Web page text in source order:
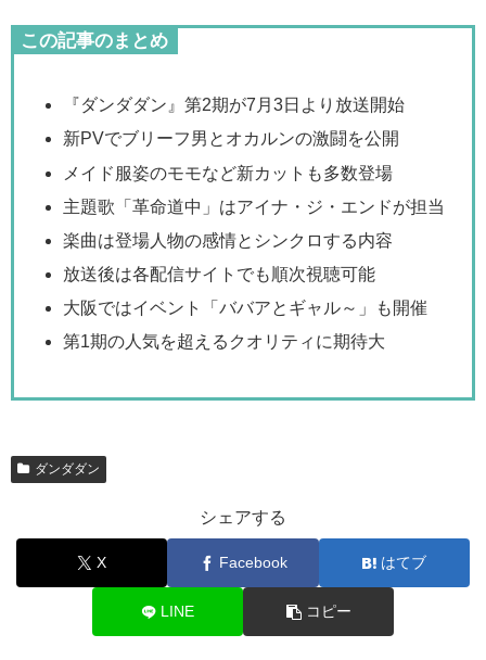
この記事のまとめ
『ダンダダン』第2期が7月3日より放送開始
新PVでブリーフ男とオカルンの激闘を公開
メイド服姿のモモなど新カットも多数登場
主題歌「革命道中」はアイナ・ジ・エンドが担当
楽曲は登場人物の感情とシンクロする内容
放送後は各配信サイトでも順次視聴可能
大阪ではイベント「ババアとギャル～」も開催
第1期の人気を超えるクオリティに期待大
ダンダダン
シェアする
X Facebook はてブ
LINE コピー